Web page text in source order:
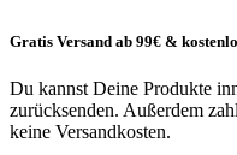
Gratis Versand ab 99€ &
Du kannst Deine Produkte
zurücksenden. Außerdem
keine Versandkosten.